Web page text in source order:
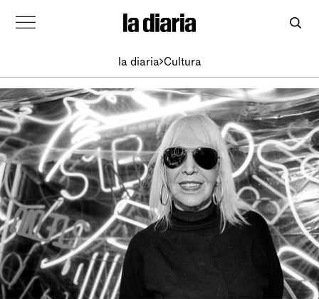
la diaria Cultura